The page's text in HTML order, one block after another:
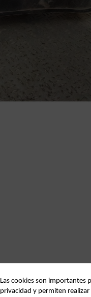
Las cookies son importantes
privacidad y permiten